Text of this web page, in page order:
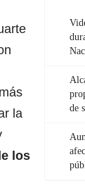
de
la
los